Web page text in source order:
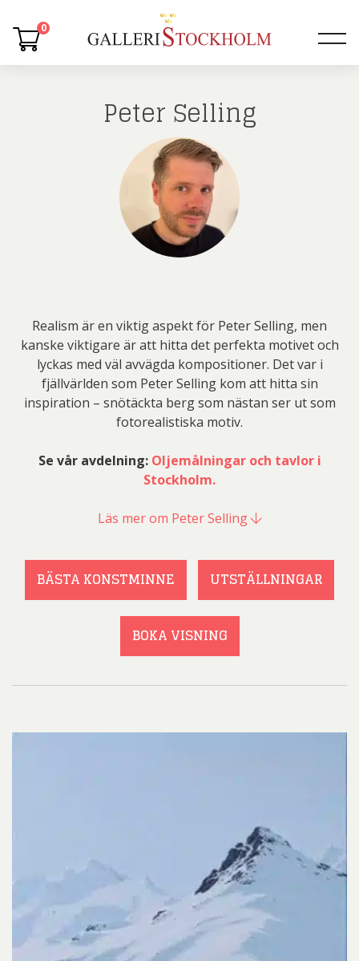
0
Peter Selling
Realism är en viktig aspekt för Peter Selling, men
kanske viktigare är att hitta det perfekta motivet och
lyckas med väl avvägda kompositioner. Det var i
fjällvärlden som Peter Selling kom att hitta sin
inspiration – snötäckta berg som nästan ser ut som
fotorealistiska motiv.
Se vår avdelning: Oljemålningar och tavlor i
Stockholm.
Läs mer om Peter Selling
BÄSTA KONSTMINNE UTSTÄLLNINGAR
BOKA VISNING